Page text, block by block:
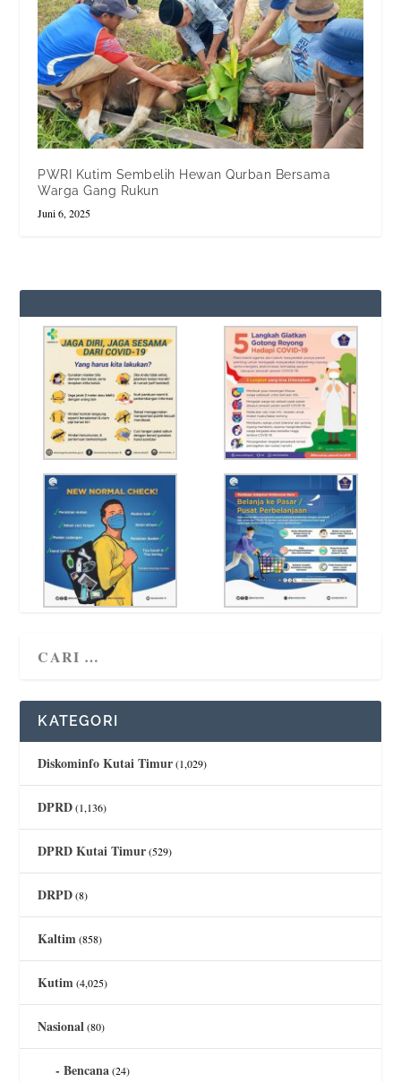
PWRI Kutim Sembelih Hewan Qurban Bersama
Warga Gang Rukun
Juni 6, 2025
KATEGORI
Diskominfo Kutai Timur(1,029)
DPRD(1,136)
DPRD Kutai Timur(529)
DRPD(8)
Kaltim(858)
Kutim(4,025)
Nasional(80)
Bencana(24)